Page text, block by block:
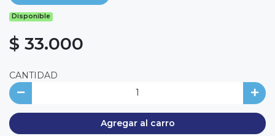
Disponible
$ 33.000
CANTIDAD
Agregar al carro